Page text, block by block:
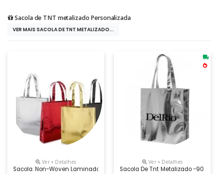
Sacola de TNT metalizado Personalizada
VER MAIS SACOLA DE TNT METALIZADO...
Ver + Detalhes
Sacola. Non-Woven Laminado Personalizado: 90 G/m². Laminação
Ver + Detalhes
Sacola De Tnt Metalizado -90 Grs